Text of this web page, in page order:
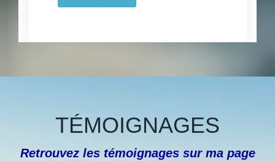
TÉMOIGNAGES
Retrouvez les témoignages sur ma page